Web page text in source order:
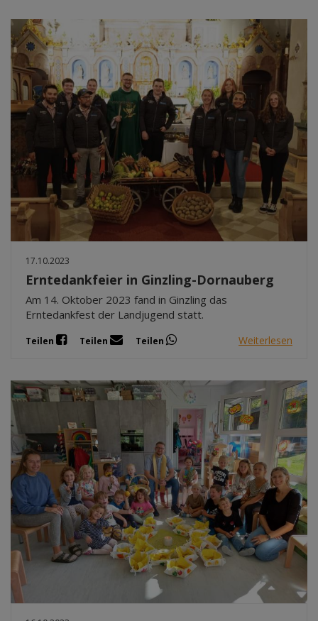
17.10.2023
Erntedankfeier in Ginzling-Dornauberg
Am 14. Oktober 2023 fand in Ginzling das
Erntedankfest der Landjugend statt.
Teilen Teilen Teilen Weiterlesen